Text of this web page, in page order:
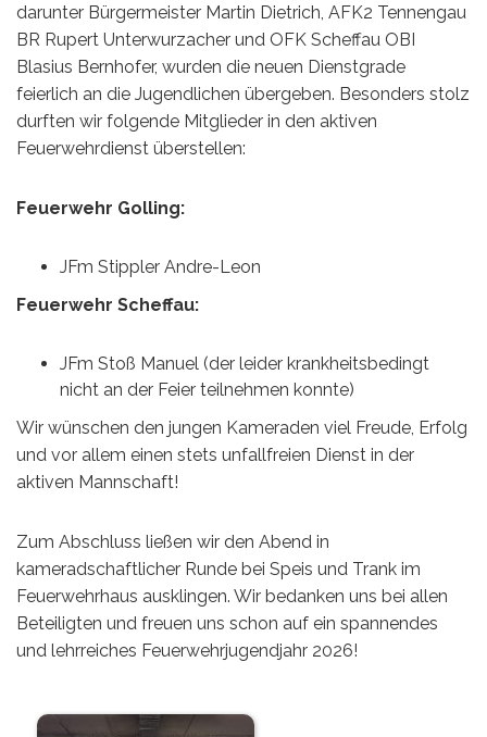
darunter Bürgermeister Martin Dietrich, AFK2 Tennengau
BR Rupert Unterwurzacher und OFK Scheffau OBI
Blasius Bernhofer, wurden die neuen Dienstgrade
feierlich an die Jugendlichen übergeben. Besonders stolz
durften wir folgende Mitglieder in den aktiven
Feuerwehrdienst überstellen:
Feuerwehr Golling:
JFm Stippler Andre-Leon
Feuerwehr Scheffau:
JFm Stoß Manuel (der leider krankheitsbedingt
nicht an der Feier teilnehmen konnte)
Wir wünschen den jungen Kameraden viel Freude, Erfolg
und vor allem einen stets unfallfreien Dienst in der
aktiven Mannschaft!
Zum Abschluss ließen wir den Abend in
kameradschaftlicher Runde bei Speis und Trank im
Feuerwehrhaus ausklingen. Wir bedanken uns bei allen
Beteiligten und freuen uns schon auf ein spannendes
und lehrreiches Feuerwehrjugendjahr 2026!